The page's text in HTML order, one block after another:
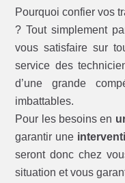
Pourquoi confier vos
? Tout simplement
vous satisfaire sur
service des
d’une grande
imbattables.
Pour les besoins en
garantir une
seront donc chez
situation et vous